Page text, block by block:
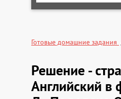
Готовые домашние задания
Решение -
Английский в